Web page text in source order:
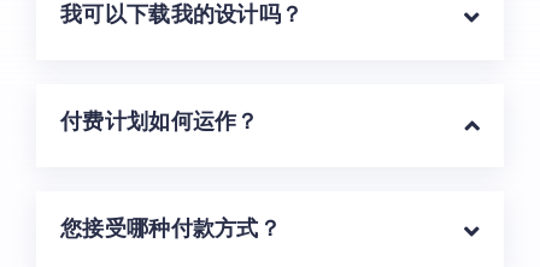
我可以下载我的设计吗？
付费计划如何运作？
您接受哪种付款方式？